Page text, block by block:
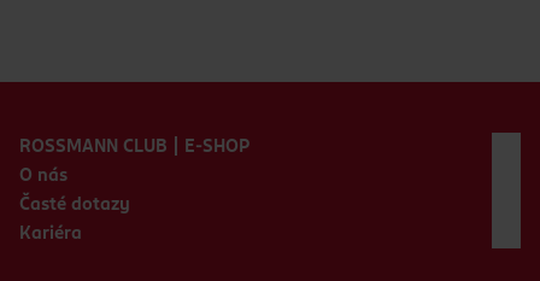
ROSSMANN CLUB | E-SHOP
O nás
Časté dotazy
Kariéra